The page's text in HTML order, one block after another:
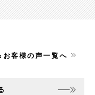
お客様の声一覧へ